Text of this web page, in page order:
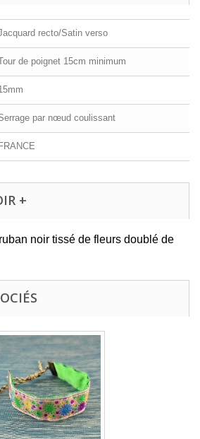
recto/Satin verso
de poignet 15cm minimum
par nœud coulissant
FRANCE
+
noir tissé de fleurs doublé de